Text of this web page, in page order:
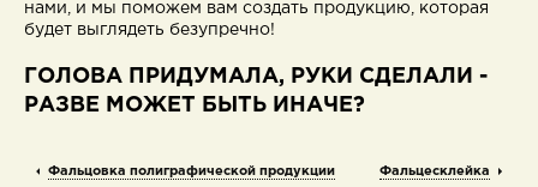
нами, и мы поможем вам создать продукцию, которая
будет выглядеть безупречно!
ГОЛОВА ПРИДУМАЛА, РУКИ СДЕЛАЛИ -
РАЗВЕ МОЖЕТ БЫТЬ ИНАЧЕ?
Фальцовка полиграфической продукции Фальцесклейка